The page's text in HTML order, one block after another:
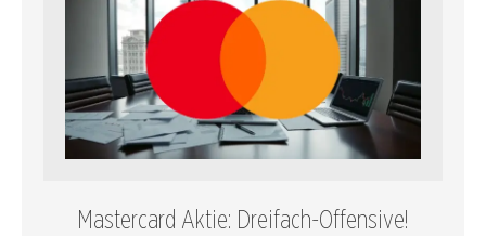
Mastercard Aktie: Dreifach-Offensive!